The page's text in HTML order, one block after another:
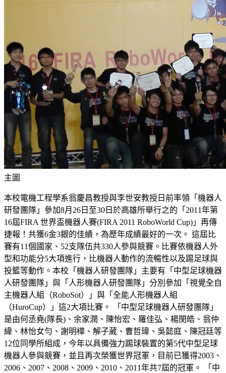
主圖
本校電機工程學系翁慶昌教授與李世安教授日前率領「機器人
研發團隊」參加8月26日至30日於高雄所舉行之的「2011年第
16屆FIRA 世界盃機器人賽(FIRA 2011 RoboWorld Cup)」再傳
捷報！共獲6金3銀的佳績，為歷年成績最好的一次。 這屆比
賽有11個國家、52支隊伍共330人參與競賽。比賽依機器人外
型和功能分5大項進行，比機器人動作的流暢性以及踢足球與
投籃等動作。本校「機器人研發團隊」主要有「中型足球機器
人研發團隊」與「人形機器人研發團隊」分別參加「視覺全自
主機器人組（RoboSot）」與「全能人形機器人組
（HuroCup）」這2大項比賽。 「中型足球機器人研發團隊」
是由何丞堯(隊長)、余家潤、陳怡宏、羅佳弘、楊閔皓、翁仲
緯、林怡女勻、謝明樺、解子葳、曹哲瑋、吳懿庭、陳冠廷等
12位同學所組成，今年以具備強力踢球裝置的第5代中型足球
機器人參與競賽，並且再次榮獲世界冠軍，目前已獲得2003、
2006、2007、2008、2009、2010、2011年共7屆的冠軍。 「中